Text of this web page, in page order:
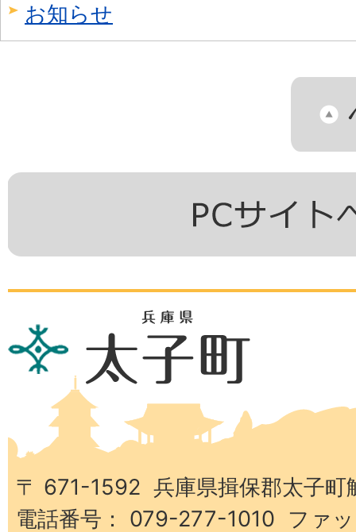
お知らせ
兵
庫
子
町
〒 671-1592 兵庫県揖保郡太子町
電話番号： 079-277-1010 ファ